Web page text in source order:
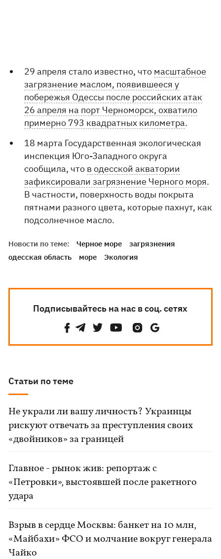
29 апреля стало известно, что масштабное
загрязнение маслом, появившееся у
побережья Одессы после российских атак
26 апреля на порт Черноморск, охватило
примерно 793 квадратных километра.
18 марта Государственная экологическая
инспекция Юго-Западного округа
сообщила, что в одесской акватории
зафиксировали загрязнение Черного моря.
В частности, поверхность воды покрыта
пятнами разного цвета, которые пахнут, как
подсолнечное масло.
Новости по теме: Черное море
загрязнения
одесская область
море Экология
Подписывайтесь на нас в соц. сетях
Статьи по теме
Не украли ли вашу личность? Украинцы
рискуют отвечать за преступления своих
«двойников» за границей
Главное - рынок жив: репортаж с
«Петровки», выстоявшей после ракетного
удара
Взрыв в сердце Москвы: банкет на 10 млн,
«Майбахи» ФСО и молчание вокруг генерала
Чайко